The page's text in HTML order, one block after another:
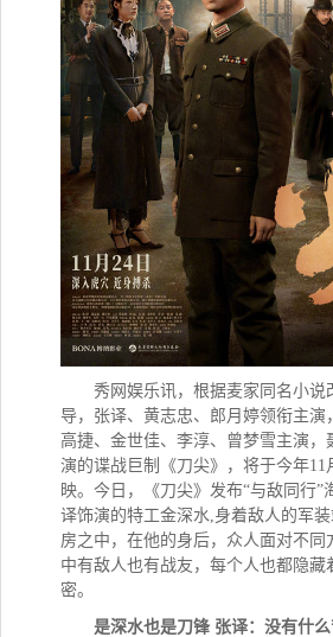
秀网娱乐讯， 根据麦家同名小说
导，张译、黄志忠、郎月婷领衔主演
高捷、金世佳、李淳、曾梦雪主演，
演的谍战巨制《刀尖》，将于今年11
映。今日，《刀尖》发布“与敌同行”
译饰演的特工金深水,身着敌人的军
房之中，在他的身后，众人面对不同
中有敌人也有战友，每个人也都隐藏
密。
是深水也是刀锋 张译：没有什